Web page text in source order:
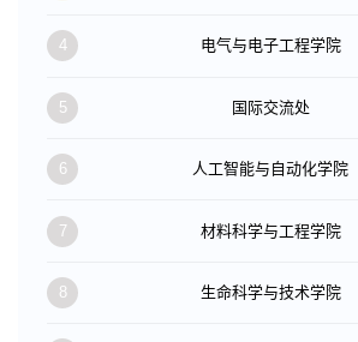
4 电气与电子工程学院
5 国际交流处
6 人工智能与自动化学院
7 材料科学与工程学院
8 生命科学与技术学院